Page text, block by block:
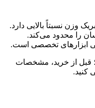
از خرید، مشخصات